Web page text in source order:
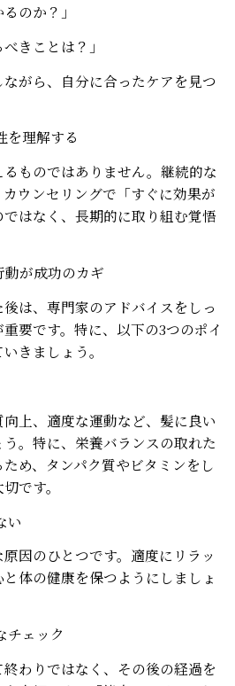
のか？」
きことは？」
がら、自分に合ったケアを見つ
理解する
ものではありません。継続的な
ウンセリングで「すぐに効果が
はなく、長期的に取り組む覚悟
が成功のカギ
は、専門家のアドバイスをしっ
要です。特に、以下の3つのポイ
きましょう。
上、適度な運動など、髪に良い
。特に、栄養バランスの取れた
め、タンパク質やビタミンをし
です。
い
因のひとつです。適度にリラッ
体の健康を保つようにしましょ
ェック
わりではなく、その後の経過を